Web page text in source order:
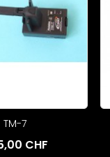
TM-7
CHF